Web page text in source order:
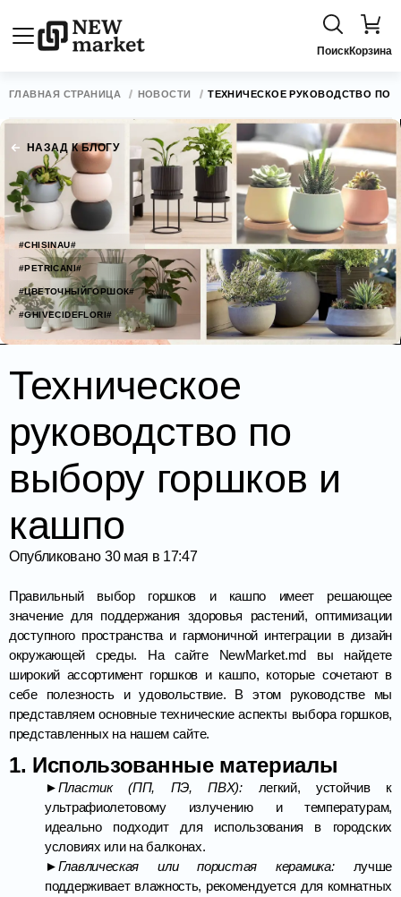
ПоискКорзина
ГЛАВНАЯ СТРАНИЦА НОВОСТИ ТЕХНИЧЕСКОЕ РУКОВОДСТВО ПО
НАЗАД К БЛОГУ
#CHISINAU#
#PETRICANI#
#ЦВЕТОЧНЫЙГОРШОК#
#GHIVECIDEFLORI#
Техническое
руководство по
выбору горшков и
кашпо
Опубликовано 30 мая в 17:47
Правильный выбор горшков и кашпо имеет решающее
значение для поддержания здоровья растений, оптимизации
доступного пространства и гармоничной интеграции в дизайн
окружающей среды. На сайте NewMarket.md вы найдете
широкий ассортимент горшков и кашпо, которые сочетают в
себе полезность и удовольствие. В этом руководстве мы
представляем основные технические аспекты выбора горшков,
представленных на нашем сайте.
1. Использованные материалы
►Пластик (ПП, ПЭ, ПВХ): легкий, устойчив к
ультрафиолетовому излучению и температурам,
идеально подходит для использования в городских
условиях или на балконах.
►Главлическая или пористая керамика: лучше
поддерживает влажность, рекомендуется для комнатных